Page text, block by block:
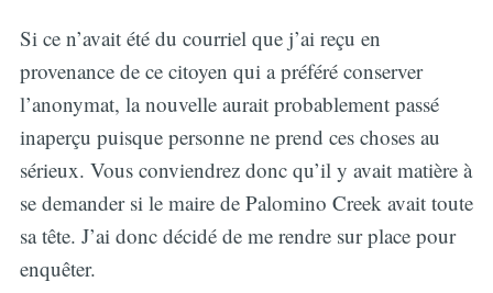
Si ce n’avait été du courriel que j’ai reçu en
provenance de ce citoyen qui a préféré conserver
l’anonymat, la nouvelle aurait probablement passé
inaperçu puisque personne ne prend ces choses au
sérieux. Vous conviendrez donc qu’il y avait matière à
se demander si le maire de Palomino Creek avait toute
sa tête. J’ai donc décidé de me rendre sur place pour
enquêter.